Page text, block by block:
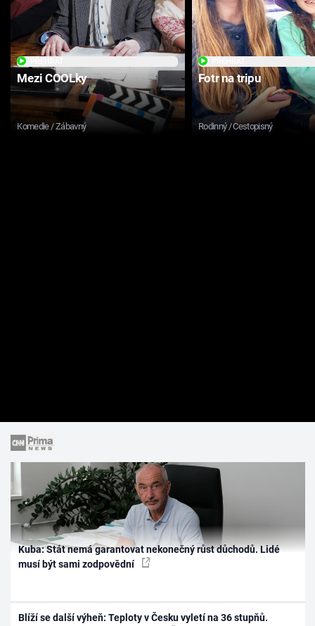
Mezi COOLky
Komedie / Zábavný
Fotr na tripu
Rodinný / Cestopisný
Kuba: Stát nemá garantovat nekonečný růst důchodů. Lidé
musí být sami zodpovědní
Blíží se další výheň: Teploty v Česku vyletí na 36 stupňů.